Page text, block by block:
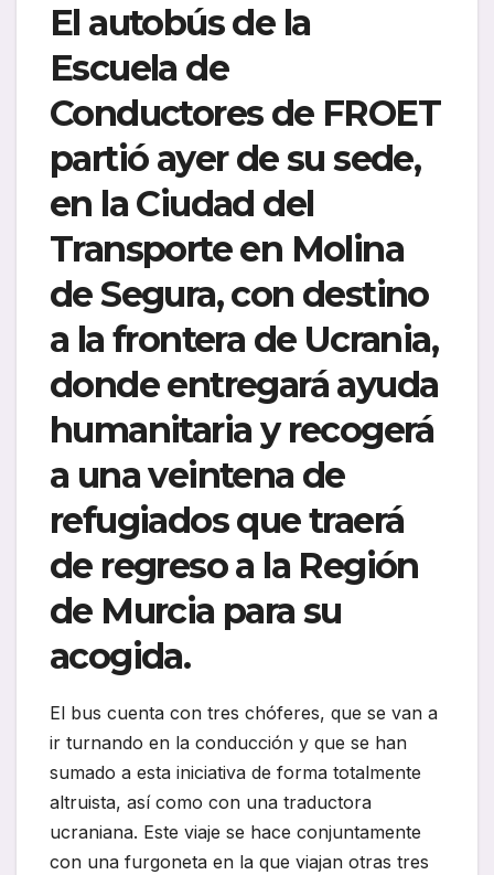
El autobús de la
Escuela de
Conductores de FROET
partió ayer de su sede,
en la Ciudad del
Transporte en Molina
de Segura, con destino
a la frontera de Ucrania,
donde entregará ayuda
humanitaria y recogerá
a una veintena de
refugiados que traerá
de regreso a la Región
de Murcia para su
acogida.
El bus cuenta con tres chóferes, que se van a
ir turnando en la conducción y que se han
sumado a esta iniciativa de forma totalmente
altruista, así como con una traductora
ucraniana. Este viaje se hace conjuntamente
con una furgoneta en la que viajan otras tres